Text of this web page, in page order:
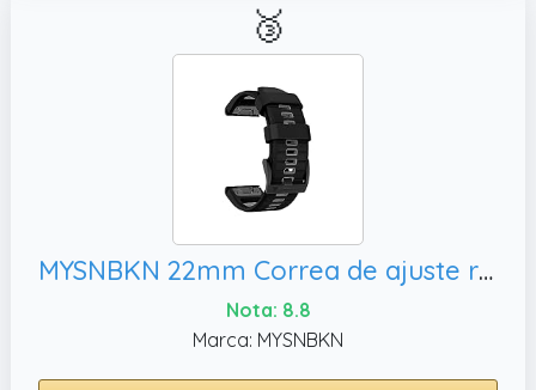
🥉
MYSNBKN 22mm Correa de ajuste rápido para Garmin Fenix 7 Pro/Fenix 7/Fenix 6/Fenix 5/EPIX 2, Correa de repuesto de silicona suave para Garmin Forerunner 935/945/955/754/Approach S60/S62
Nota: 8.8
Marca: MYSNBKN